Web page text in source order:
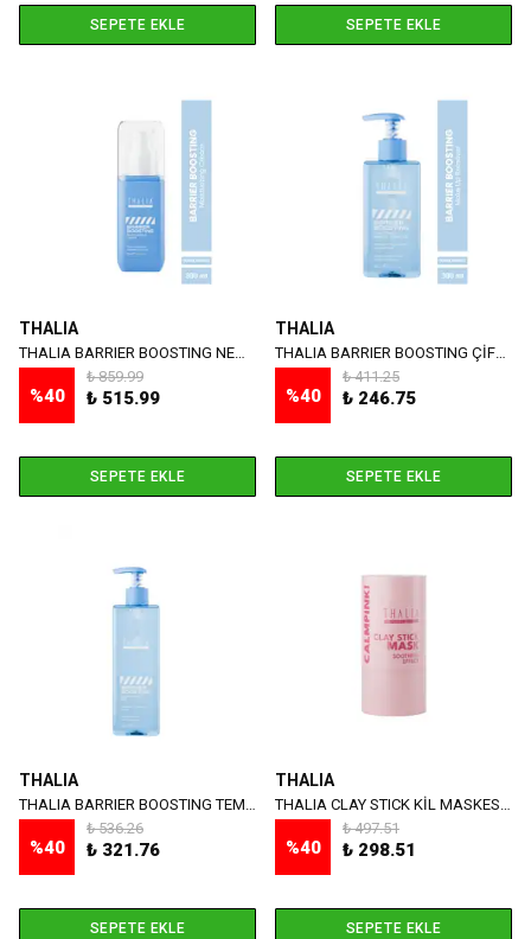
SEPETE EKLE SEPETE EKLE
THALIA
THALIA BARRIER BOOSTING NEMLENDİRİCİ KREM 50 ML
%40
₺ 859.99
₺ 515.99
SEPETE EKLE
THALIA
THALIA BARRIER BOOSTING ÇİFT AŞAMALI MAKYAJ TEMİZLEYİCİ 200 ML
%40
₺ 411.25
₺ 246.75
SEPETE EKLE
THALIA
THALIA BARRIER BOOSTING TEMİZLEME JELİ 300 ML
%40
₺ 536.26
₺ 321.76
SEPETE EKLE
THALIA
THALIA CLAY STICK KİL MASKESİ CALMPINK! 30 GR
%40
₺ 497.51
₺ 298.51
SEPETE EKLE